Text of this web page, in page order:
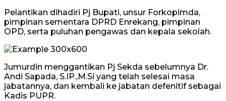
Pelantikan dihadiri Pj Bupati, unsur Forkopimda,
pimpinan sementara DPRD Enrekang, pimpinan
OPD, serta puluhan pengawas dan kepala sekolah.
Jumurdin menggantikan Pj Sekda sebelumnya Dr.
Andi Sapada, S.IP.,M.Si yang telah selesai masa
jabatannya, dan kembali ke jabatan defenitif sebagai
Kadis PUPR.